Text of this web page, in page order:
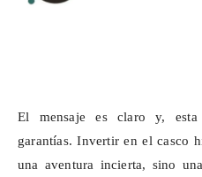
El mensaje es claro y, esta
garantías. Invertir en el casco
una aventura incierta, sino